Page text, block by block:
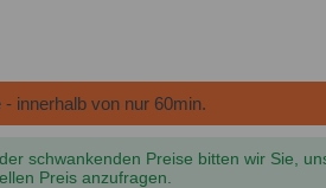
schwankenden Preise bitten wir Sie,
Preis anzufragen.